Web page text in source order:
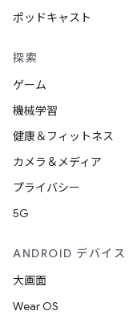
ポッドキャスト
探索
ゲーム
機械学習
健康＆フィットネス
カメラ＆メディア
プライバシー
5G
ANDROID デバイス
大画面
Wear OS